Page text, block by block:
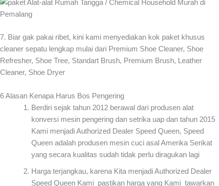
7. Biar gak pakai ribet, kini kami menyediakan kok paket khusus
cleaner sepatu lengkap mulai dari Premium Shoe Cleaner, Shoe
Refresher, Shoe Tree, Standart Brush, Premium Brush, Leather
Cleaner, Shoe Dryer
6 Alasan Kenapa Harus Bos Pengering
Berdiri sejak tahun 2012 berawal dari produsen alat
konversi mesin pengering dan setrika uap dan tahun 2015
Kami menjadi Authorized Dealer Speed Queen, Speed
Queen adalah produsen mesin cuci asal Amerika Serikat
yang secara kualitas sudah tidak perlu diragukan lagi
Harga terjangkau, karena Kita menjadi Authorized Dealer
Speed Queen Kami pastikan harga yang Kami tawarkan